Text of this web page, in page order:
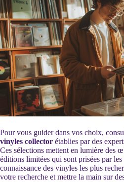
Pour vous guider dans vos choix,
vinyles collector établies par des
Ces sélections mettent en lumière des
éditions limitées qui sont prisées par
connaissance des vinyles les plus
votre recherche et mettre la main sur